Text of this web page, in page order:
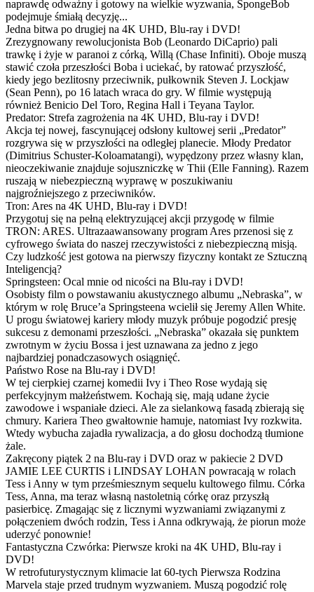
naprawdę odważny i gotowy na wielkie wyzwania, SpongeBob
podejmuje śmiałą decyzję...
Jedna bitwa po drugiej na 4K UHD, Blu-ray i DVD!
Zrezygnowany rewolucjonista Bob (Leonardo DiCaprio) pali
trawkę i żyje w paranoi z córką, Willą (Chase Infiniti). Oboje muszą
stawić czoła przeszłości Boba i uciekać, by ratować przyszłość,
kiedy jego bezlitosny przeciwnik, pułkownik Steven J. Lockjaw
(Sean Penn), po 16 latach wraca do gry. W filmie występują
również Benicio Del Toro, Regina Hall i Teyana Taylor.
Predator: Strefa zagrożenia na 4K UHD, Blu-ray i DVD!
Akcja tej nowej, fascynującej odsłony kultowej serii „Predator”
rozgrywa się w przyszłości na odległej planecie. Młody Predator
(Dimitrius Schuster-Koloamatangi), wypędzony przez własny klan,
nieoczekiwanie znajduje sojuszniczkę w Thii (Elle Fanning). Razem
ruszają w niebezpieczną wyprawę w poszukiwaniu
najgroźniejszego z przeciwników.
Tron: Ares na 4K UHD, Blu-ray i DVD!
Przygotuj się na pełną elektryzującej akcji przygodę w filmie
TRON: ARES. Ultrazaawansowany program Ares przenosi się z
cyfrowego świata do naszej rzeczywistości z niebezpieczną misją.
Czy ludzkość jest gotowa na pierwszy fizyczny kontakt ze Sztuczną
Inteligencją?
Springsteen: Ocal mnie od nicości na Blu-ray i DVD!
Osobisty film o powstawaniu akustycznego albumu „Nebraska”, w
którym w rolę Bruce’a Springsteena wcielił się Jeremy Allen White.
U progu światowej kariery młody muzyk próbuje pogodzić presję
sukcesu z demonami przeszłości. „Nebraska” okazała się punktem
zwrotnym w życiu Bossa i jest uznawana za jedno z jego
najbardziej ponadczasowych osiągnięć.
Państwo Rose na Blu-ray i DVD!
W tej cierpkiej czarnej komedii Ivy i Theo Rose wydają się
perfekcyjnym małżeństwem. Kochają się, mają udane życie
zawodowe i wspaniałe dzieci. Ale za sielankową fasadą zbierają się
chmury. Kariera Theo gwałtownie hamuje, natomiast Ivy rozkwita.
Wtedy wybucha zajadła rywalizacja, a do głosu dochodzą tłumione
żale.
Zakręcony piątek 2 na Blu-ray i DVD oraz w pakiecie 2 DVD
JAMIE LEE CURTIS i LINDSAY LOHAN powracają w rolach
Tess i Anny w tym prześmiesznym sequelu kultowego filmu. Córka
Tess, Anna, ma teraz własną nastoletnią córkę oraz przyszłą
pasierbicę. Zmagając się z licznymi wyzwaniami związanymi z
połączeniem dwóch rodzin, Tess i Anna odkrywają, że piorun może
uderzyć ponownie!
Fantastyczna Czwórka: Pierwsze kroki na 4K UHD, Blu-ray i
DVD!
W retrofuturystycznym klimacie lat 60-tych Pierwsza Rodzina
Marvela staje przed trudnym wyzwaniem. Muszą pogodzić rolę